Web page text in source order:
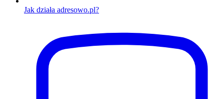
Jak działa adresowo.pl?